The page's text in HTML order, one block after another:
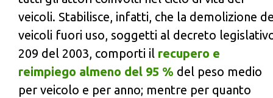
veicoli. Stabilisce, infatti, che la demolizione
veicoli fuori uso, soggetti al decreto
209 del 2003, comporti il recupero e
reimpiego almeno del 95 % del peso medio
per veicolo e per anno; mentre per quanto